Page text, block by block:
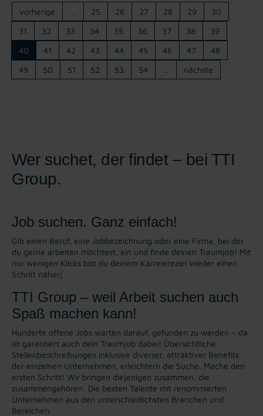
vorherige 25 26 27 28 29
30
31
32 33 34 35 36 37 38
39
40
41 42 43 44 45 46 47
48
49
50 51 52 53 54 nächste
Wer suchet, der findet – bei TTI
Group.
Job suchen. Ganz einfach!
Gib einen Beruf, eine Jobbezeichnung oder eine Firma, bei der
du gerne arbeiten möchtest, ein und finde deinen Traumjob! Mit
nur wenigen Klicks bist du deinem Karreiereziel wieder einen
Schritt näher!
TTI Group – weil Arbeit suchen auch
Spaß machen kann!
Hunderte offene Jobs warten darauf, gefunden zu werden – da
ist garantiert auch dein Traumjob dabei! Übersichtliche
Stellenbeschreibungen inklusive diverser, attraktiver Benefits
der einzelnen Unternehmen, erleichtern die Suche. Mache den
ersten Schritt! Wir bringen diejenigen zusammen, die
zusammengehören: Die besten Talente mit renommierten
Unternehmen aus den unterschiedlichsten Branchen und
Bereichen.